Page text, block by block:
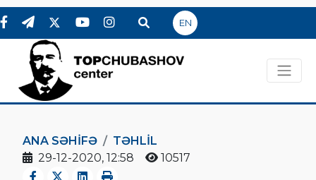
EN
ANA SƏHIFƏ
TƏHLİL
29-12-2020, 12:58
10517